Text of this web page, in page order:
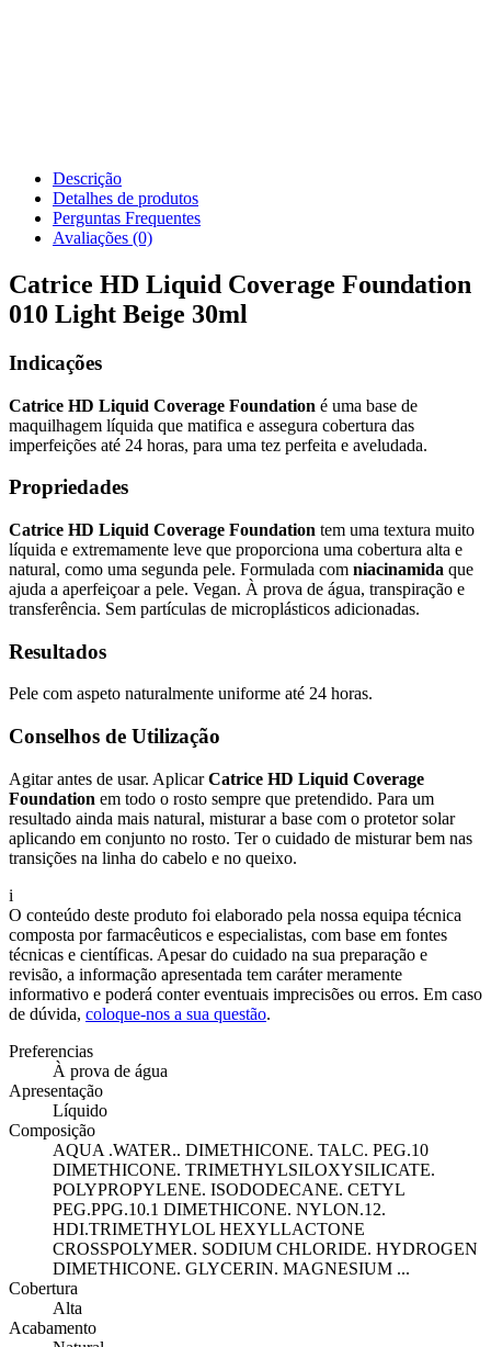
Descrição
Detalhes de produtos
Perguntas Frequentes
Avaliações (0)
Catrice HD Liquid Coverage Foundation
010 Light Beige 30ml
Indicações
Catrice HD Liquid Coverage Foundation é uma base de
maquilhagem líquida que matifica e assegura cobertura das
imperfeições até 24 horas, para uma tez perfeita e aveludada.
Propriedades
Catrice HD Liquid Coverage Foundation tem uma textura muito
líquida e extremamente leve que proporciona uma cobertura alta e
natural, como uma segunda pele. Formulada com niacinamida que
ajuda a aperfeiçoar a pele. Vegan. À prova de água, transpiração e
transferência. Sem partículas de microplásticos adicionadas.
Resultados
Pele com aspeto naturalmente uniforme até 24 horas.
Conselhos de Utilização
Agitar antes de usar. AplicarCatrice HD Liquid Coverage
Foundation em todo o rosto sempre que pretendido. Para um
resultado ainda mais natural, misturar a base com o protetor solar
aplicando em conjunto no rosto. Ter o cuidado de misturar bem nas
transições na linha do cabelo e no queixo.
i
O conteúdo deste produto foi elaborado pela nossa equipa técnica
composta por farmacêuticos e especialistas, com base em fontes
técnicas e científicas. Apesar do cuidado na sua preparação e
revisão, a informação apresentada tem caráter meramente
informativo e poderá conter eventuais imprecisões ou erros. Em caso
de dúvida, coloque-nos a sua questão.
Preferencias
À prova de água
Apresentação
Líquido
Composição
AQUA .WATER.. DIMETHICONE. TALC. PEG.10
DIMETHICONE. TRIMETHYLSILOXYSILICATE.
POLYPROPYLENE. ISODODECANE. CETYL
PEG.PPG.10.1 DIMETHICONE. NYLON.12.
HDI.TRIMETHYLOL HEXYLLACTONE
CROSSPOLYMER. SODIUM CHLORIDE. HYDROGEN
DIMETHICONE. GLYCERIN. MAGNESIUM ...
Cobertura
Alta
Acabamento